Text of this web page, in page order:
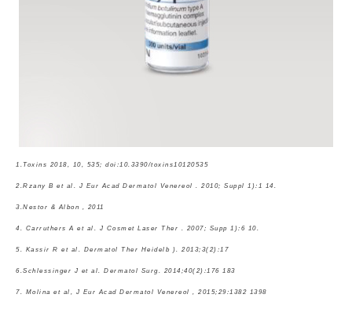
1.Toxins 2018, 10, 535; doi:10.3390/toxins10120535
2.Rzany B et al. J Eur Acad Dermatol Venereol . 2010; Suppl 1):1 14.
3.Nestor & Albon , 2011
4. Carruthers A et al. J Cosmet Laser Ther . 2007; Supp 1):6 10.
5. Kassir R et al. Dermatol Ther Heidelb ). 2013;3(2):17
6.Schlessinger J et al. Dermatol Surg. 2014;40(2):176 183
7. Molina et al, J Eur Acad Dermatol Venereol , 2015;29:1382 1398